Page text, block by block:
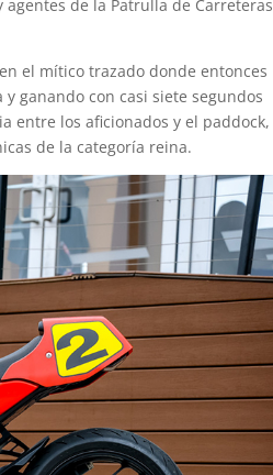
agentes de la Patrulla de Carreteras
el mítico trazado donde entonces
ganando con casi siete segundos
entre los aficionados y el paddock,
de la categoría reina.